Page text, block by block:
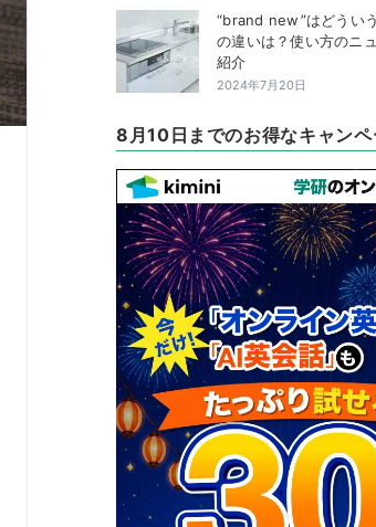
“brand new”はどうい
の違いは？使い方のニ
紹介
2024年7月20日
8月10日までのお得なキャンペ